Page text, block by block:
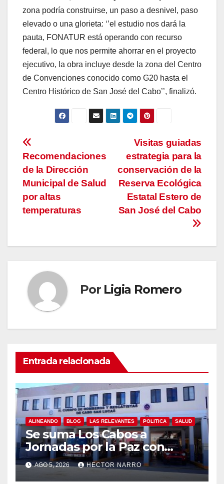
zona podría construirse, un paso a desnivel, paso
elevado o una glorieta: ‘’el estudio nos dará la
pauta, FONATUR está operando con recurso
federal, lo que nos permite ahorrar en el proyecto
ejecutivo, la obra incluye desde la zona del Centro
de Convenciones conocido como G20 hasta el
Centro Histórico de San José del Cabo’’, finalizó.
Navegación
de
entradas
Visitas guiadas
estrategia para la
conservación de la
Reserva Ecológica
Estatal Estero de
San José del Cabo
Recomendaciones
de la Dirección
Municipal de Salud
por altas
temperaturas
Por Ligia Romero
Entrada relacionada
ALINEANDO BLOG LAS RELEVANTES POLITICA SALUD
Se suma Los Cabos a
Jornadas por la Paz con
capacitación en primeros
auxilios para jóvenes
AGO 5, 2026 HECTOR NARRO